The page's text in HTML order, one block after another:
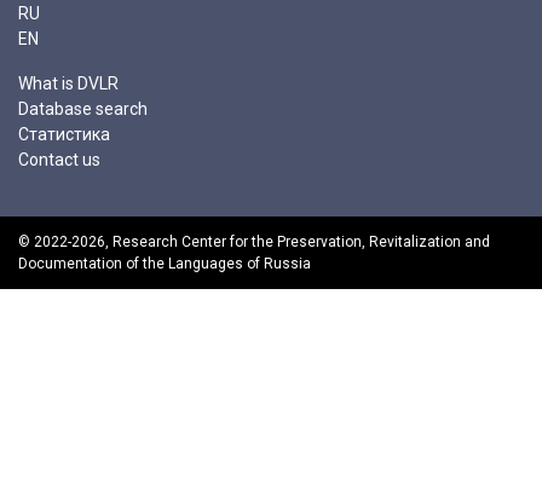
RU
EN
What is DVLR
Database search
Статистика
Contact us
© 2022-2026, Research Center for the Preservation, Revitalization and
Documentation of the Languages of Russia